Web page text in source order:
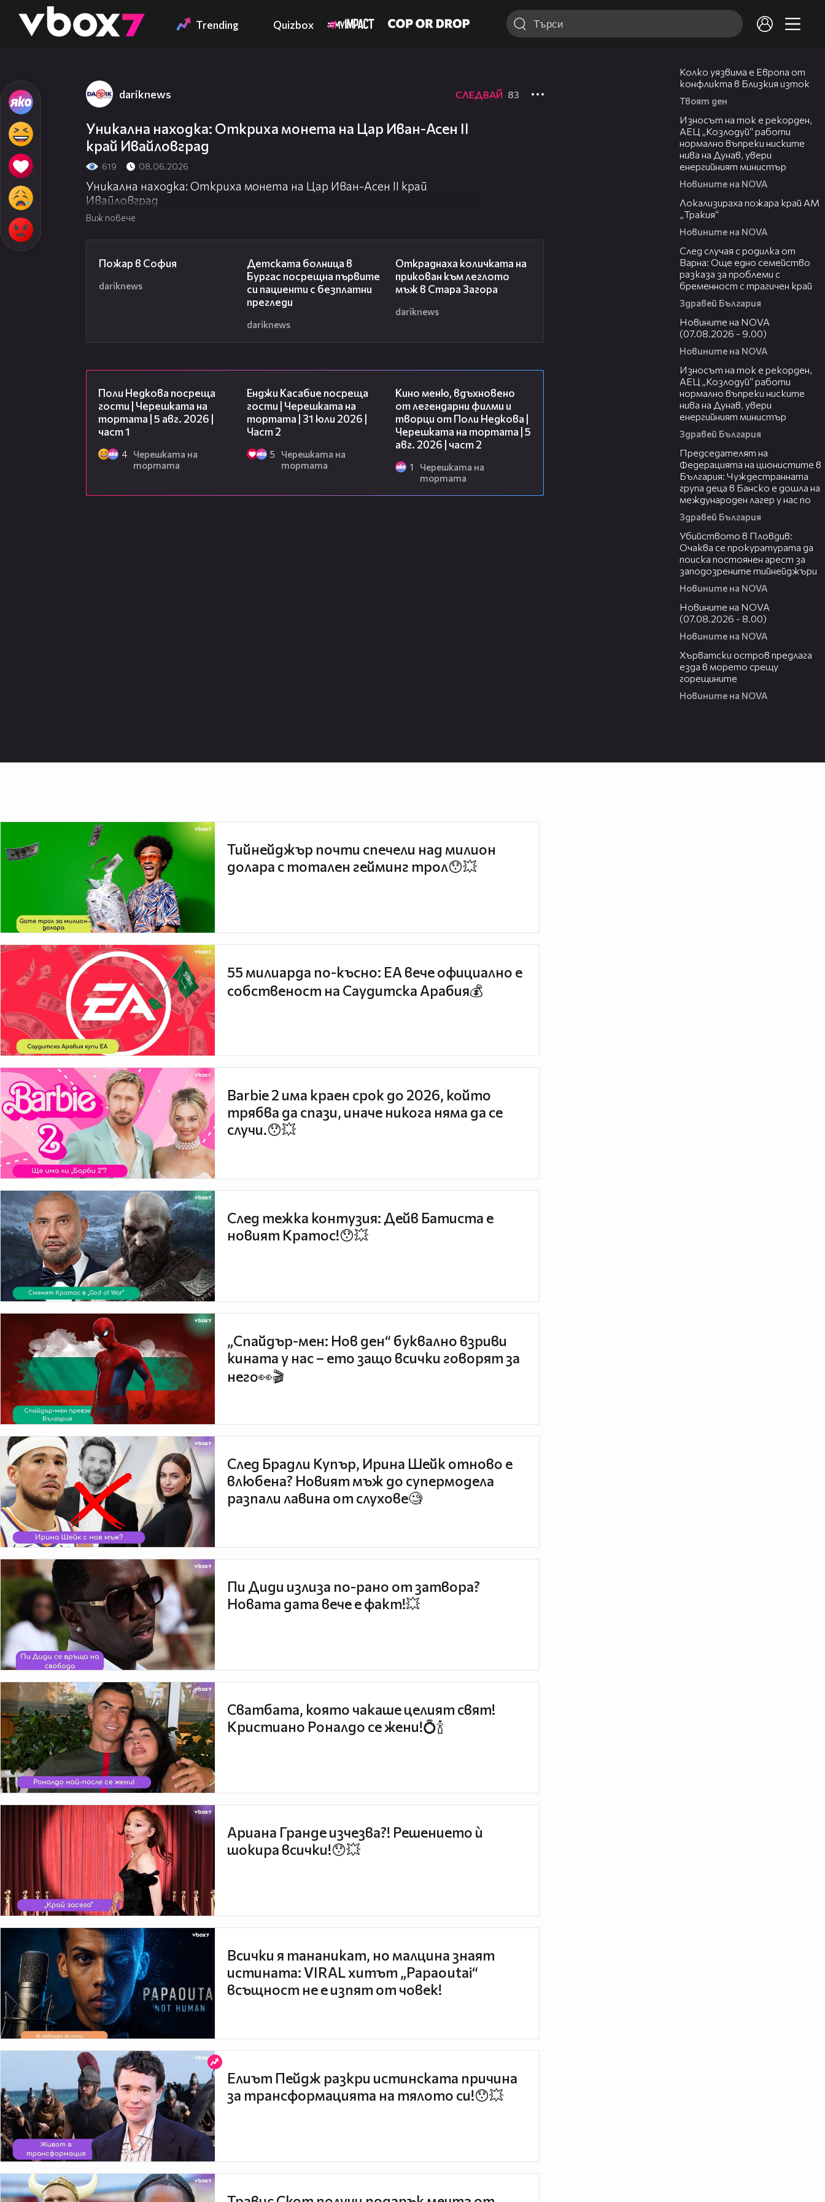
👾 Trending Quizbox
dariknews СЛЕДВАЙ 83
Уникална находка: Откриха монета на Цар Иван-Асен II
край Ивайловград
619 08.06.2026
Уникална находка: Откриха монета на Цар Иван-Асен II край
Ивайловград
Виж повече
Пожар в София
dariknews
Детската болница в
Бургас посрещна първите
си пациенти с безплатни
прегледи
dariknews
Откраднаха количката на
прикован към леглото
мъж в Стара Загора
dariknews
Поли Недкова посреща
гости | Черешката на
тортата | 5 авг. 2026 |
част 1
4
Черешката на
тортата
Енджи Касабие посреща
гости | Черешката на
тортата | 31 юли 2026 |
Част 2
5
Черешката на
тортата
Кино меню, вдъхновено
от легендарни филми и
творци от Поли Недкова |
Черешката на тортата | 5
авг. 2026 | част 2
1
Черешката на
тортата
Колко уязвима е Европа от
конфликта в Близкия изток
Твоят ден
Износът на ток е рекорден,
АЕЦ „Козлодуй“ работи
нормално въпреки ниските
нива на Дунав, увери
енергийният министър
Новините на NOVA
Локализираха пожара край АМ
„Тракия“
Новините на NOVA
След случая с родилка от
Варна: Още едно семейство
разказа за проблеми с
бременност с трагичен край
Здравей България
Новините на NOVA
(07.08.2026 - 9.00)
Новините на NOVA
Износът на ток е рекорден,
АЕЦ „Козлодуй“ работи
нормално въпреки ниските
нива на Дунав, увери
енергийният министър
Здравей България
Председателят на
Федерацията на ционистите в
България: Чуждестранната
група деца в Банско е дошла на
международен лагер у нас по
Здравей България
Убийството в Пловдив:
Очаква се прокуратурата да
поиска постоянен арест за
заподозрените тийнейджъри
Новините на NOVA
Новините на NOVA
(07.08.2026 - 8.00)
Новините на NOVA
Хърватски остров предлага
езда в морето срещу
горещините
Новините на NOVA
Тийнейджър почти спечели над милион
долара с тотален гейминг трол😯💥
55 милиарда по-късно: EA вече официално е
собственост на Саудитска Арабия💰
Barbie 2 има краен срок до 2026, който
трябва да спази, иначе никога няма да се
случи.😯💥
След тежка контузия: Дейв Батиста е
новият Кратос!😯💥
„Спайдър-мен: Нов ден“ буквално взриви
кината у нас – ето защо всички говорят за
него👀🎬
След Брадли Купър, Ирина Шейк отново е
влюбена? Новият мъж до супермодела
разпали лавина от слухове🧐
Пи Диди излиза по-рано от затвора?
Новата дата вече е факт!💥
Сватбата, която чакаше целият свят!
Кристиано Роналдо се жени!💍🍾
Ариана Гранде изчезва?! Решението ѝ
шокира всички!😯💥
Всички я тананикат, но малцина знаят
истината: VIRAL хитът „Papaoutai“
всъщност не е изпят от човек!
Елиът Пейдж разкри истинската причина
за трансформацията на тялото си!😯💥